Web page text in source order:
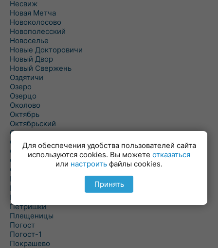
Несвиж
Новая Метча
Новоколосово
Новополесский
Новоселье
Новые Докторовичи
Новый Двор
Новый Свержень
Оздятичи
Озеро
Озерцо
Околово
Октябрь
Октябрьский
Олехновичи
Омговичи
Оношки
Осовец
Острошицкий Городок
Пасека
Пастовичи
Першаи
Петришки
Плещеницы
Погост
Погост-1
Покрашево
Для обеспечения удобства пользователей сайта
используются cookies. Вы можете отказаться
или настроить файлы cookies.
Принять